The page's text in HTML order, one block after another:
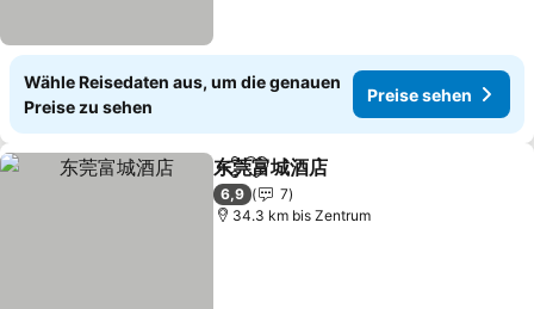
Wähle Reisedaten aus, um die genauen
Preise zu sehen
Preise sehen
TeilenZu Favoriten hinzufügen
东莞富城酒店
6,9
7
34.3 km bis Zentrum